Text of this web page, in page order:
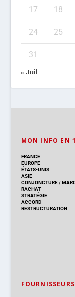
17 18
24 25
31
« Juil
MON INFO EN
FRANCE
EUROPE
ÉTATS-UNIS
ASIE
CONJONCTURE/
RACHAT
STRATÉGIE
ACCORD
RESTRUCTURATION
FOURNISSEURS